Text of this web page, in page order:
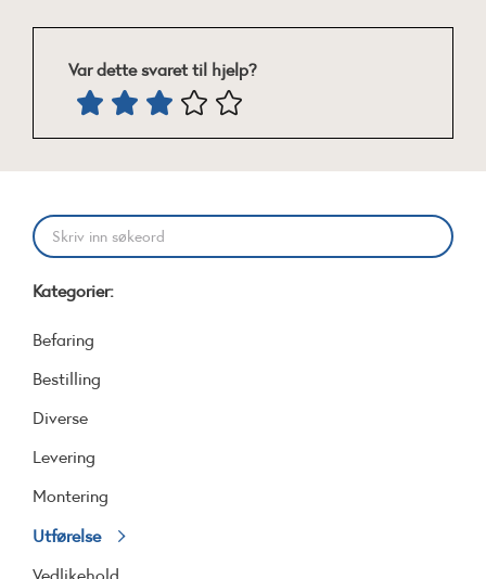
Var dette svaret til hjelp?
Kategorier:
Befaring
Bestilling
Diverse
Levering
Montering
Utførelse
Vedlikehold